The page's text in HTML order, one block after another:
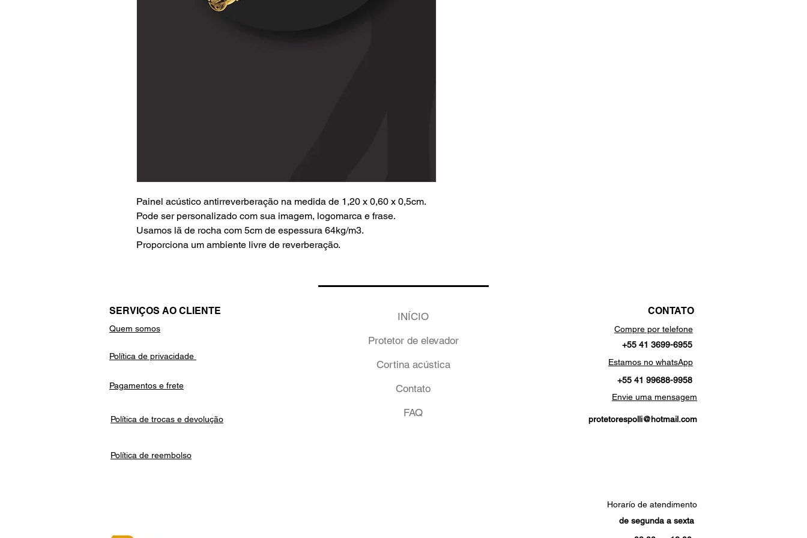
Painel acústico antirreverberação na medida de 1,20 x 0,60 x 0,5cm.
Pode ser personalizado com sua imagem, logomarca e frase.
Usamos lã de rocha com 5cm de espessura 64kg/m3.
Proporciona um ambiente livre de reverberação.
SERVIÇOS AO CLIENTE
Quem somos
Política de privacidade
Pagamentos e frete
Política de trocas e devolução
INÍCIO
Protetor de elevador
Cortina acústica
Contato
FAQ
CONTATO
Compre por telefone
+55 41 3699-6955
Estamos no whatsApp
+55 41 99688-9958
Envie uma mensagem
protetorespolli@hotmail.com
Política de reembolso
Horarío de atendimento
de segunda a sexta